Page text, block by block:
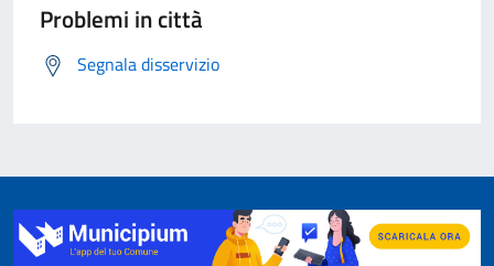
Problemi in città
Segnala disservizio